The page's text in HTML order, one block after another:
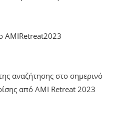
AMIRetreat2023
αναζήτησης στο σημερινό
από AMI Retreat 2023